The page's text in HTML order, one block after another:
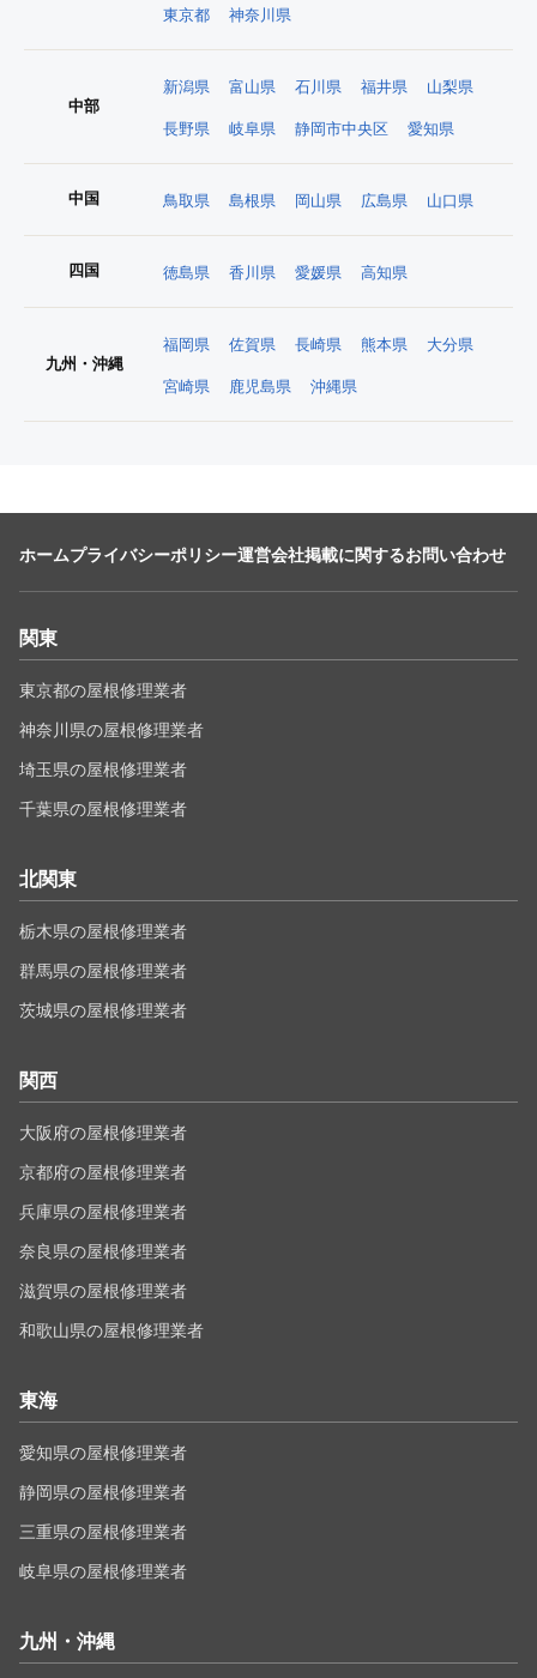
東京都
神奈川県
中部
新潟県 富山県 石川県 福井県 山梨県
長野県 岐阜県 静岡市中央区 愛知県
中国 鳥取県 島根県 岡山県 広島県 山口県
四国 徳島県 香川県 愛媛県 高知県
九州・沖縄
福岡県 佐賀県 長崎県 熊本県 大分県
宮崎県 鹿児島県 沖縄県
ホームプライバシーポリシー運営会社掲載に関するお問い合わせ
関東
東京都の屋根修理業者
神奈川県の屋根修理業者
埼玉県の屋根修理業者
千葉県の屋根修理業者
北関東
栃木県の屋根修理業者
群馬県の屋根修理業者
茨城県の屋根修理業者
関西
大阪府の屋根修理業者
京都府の屋根修理業者
兵庫県の屋根修理業者
奈良県の屋根修理業者
滋賀県の屋根修理業者
和歌山県の屋根修理業者
東海
愛知県の屋根修理業者
静岡県の屋根修理業者
三重県の屋根修理業者
岐阜県の屋根修理業者
九州・沖縄